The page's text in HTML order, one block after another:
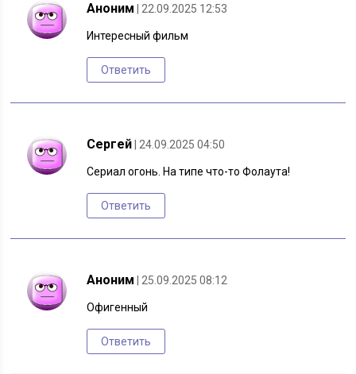
Аноним | 22.09.2025 12:53
Интересный фильм
Ответить
Сергей | 24.09.2025 04:50
Сериал огонь. На типе что-то Фолаута!
Ответить
Аноним | 25.09.2025 08:12
Офигенный
Ответить